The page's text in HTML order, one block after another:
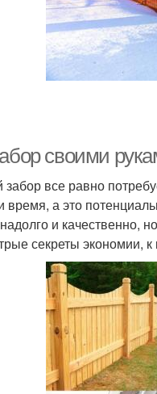
своими
все равно
время, а это
и качественно,
секреты экономии,